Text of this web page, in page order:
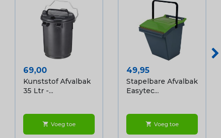
Prijs
69,00
Kunststof Afvalbak
35 Ltr -...
shopping_cart Voeg toe
Prijs
49,95
Stapelbare Afvalbak
Easytec...
shopping_cart Voeg toe